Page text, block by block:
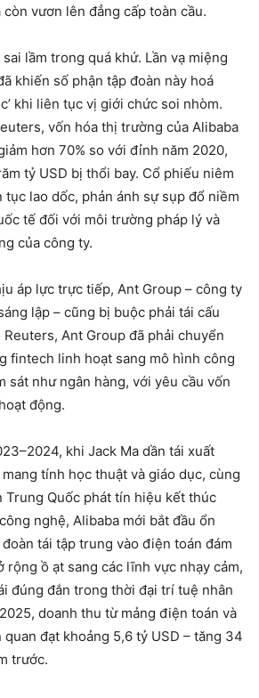
vươn lên đẳng cấp toàn cầu.
lầm trong quá khứ. Lần vạ miệng
khiến số phận tập đoàn này hoá
khi liên tục vị giới chức soi nhòm.
vốn hóa thị trường của Alibaba
hơn 70% so với đỉnh năm 2020,
tỷ USD bị thổi bay. Cổ phiếu niêm
lao dốc, phản ánh sự sụp đổ niềm
tế đối với môi trường pháp lý và
của công ty.
áp lực trực tiếp, Ant Group – công ty
lập – cũng bị buộc phải tái cấu
Ant Group đã phải chuyển
fintech linh hoạt sang mô hình công
sát như ngân hàng, với yêu cầu vốn
động.
khi Jack Ma dần tái xuất
tính học thuật và giáo dục, cùng
Quốc phát tín hiệu kết thúc
nghệ, Alibaba mới bắt đầu ổn
tái tập trung vào điện toán đám
rộng ồ ạt sang các lĩnh vực nhạy cảm,
đúng đắn trong thời đại trí tuệ nhân
doanh thu từ mảng điện toán và
quan đạt khoảng 5,6 tỷ USD – tăng 34
trước.